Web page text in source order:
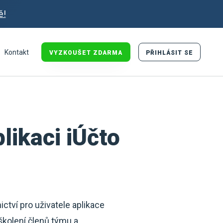
Kontakt VYZKOUŠET ZDARMA PŘIHLÁSIT SE
iÚčto
pro uživatele aplikace
členů týmu a